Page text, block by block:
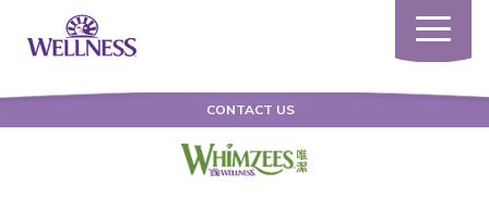
Toggle
CONTACT US